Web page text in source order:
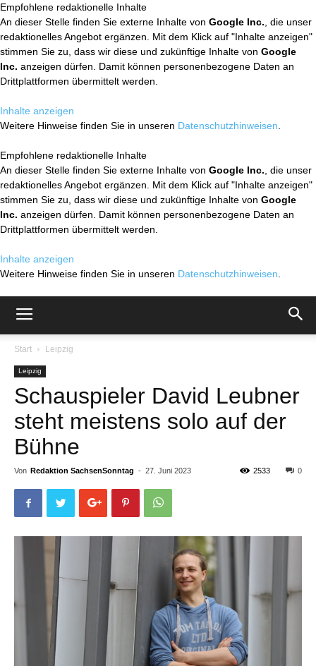
Empfohlene redaktionelle Inhalte
An dieser Stelle finden Sie externe Inhalte von Google Inc. , die unser
redaktionelles Angebot ergänzen. Mit dem Klick auf "Inhalte anzeigen"
stimmen Sie zu, dass wir diese und zukünftige Inhalte von Google
Inc. anzeigen dürfen. Damit können personenbezogene Daten an
Drittplattformen übermittelt werden.
Inhalte anzeigen
Weitere Hinweise finden Sie in unseren Datenschutzhinweisen
Empfohlene redaktionelle Inhalte
An dieser Stelle finden Sie externe Inhalte von Google Inc. , die unser
redaktionelles Angebot ergänzen. Mit dem Klick auf "Inhalte anzeigen"
stimmen Sie zu, dass wir diese und zukünftige Inhalte von Google
Inc. anzeigen dürfen. Damit können personenbezogene Daten an
Drittplattformen übermittelt werden.
Inhalte anzeigen
Weitere Hinweise finden Sie in unseren Datenschutzhinweisen
Start Leipzig
Leipzig
Schauspieler David Leubner
steht meistens solo auf der
Bühne
Von Redaktion SachsenSonntag - 27. Juni 2023 0
2533